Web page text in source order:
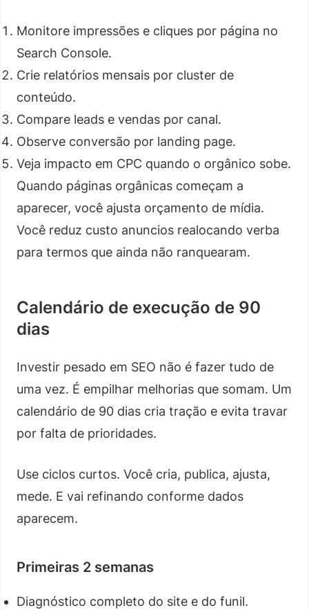
Monitore impressões e cliques por página no
Search Console.
Crie relatórios mensais por cluster de
conteúdo.
Compare leads e vendas por canal.
Observe conversão por landing page.
Veja impacto em CPC quando o orgânico sobe.
Quando páginas orgânicas começam a
aparecer, você ajusta orçamento de mídia.
Você reduz custo anuncios realocando verba
para termos que ainda não ranquearam.
Calendário de execução de 90
dias
Investir pesado em SEO não é fazer tudo de
uma vez. É empilhar melhorias que somam. Um
calendário de 90 dias cria tração e evita travar
por falta de prioridades.
Use ciclos curtos. Você cria, publica, ajusta,
mede. E vai refinando conforme dados
aparecem.
Primeiras 2 semanas
Diagnóstico completo do site e do funil.